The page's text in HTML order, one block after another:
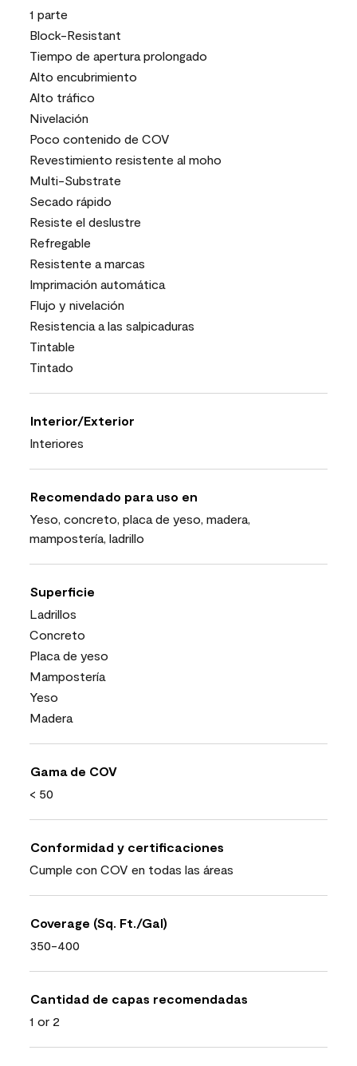
1 parte
Block-Resistant
Tiempo de apertura prolongado
Alto encubrimiento
Alto tráfico
Nivelación
Poco contenido de COV
Revestimiento resistente al moho
Multi-Substrate
Secado rápido
Resiste el deslustre
Refregable
Resistente a marcas
Imprimación automática
Flujo y nivelación
Resistencia a las salpicaduras
Tintable
Tintado
Interior/Exterior
Interiores
Recomendado para uso en
Yeso, concreto, placa de yeso, madera,
mampostería, ladrillo
Superficie
Ladrillos
Concreto
Placa de yeso
Mampostería
Yeso
Madera
Gama de COV
< 50
Conformidad y certificaciones
Cumple con COV en todas las áreas
Coverage (Sq. Ft./Gal)
350-400
Cantidad de capas recomendadas
1 or 2